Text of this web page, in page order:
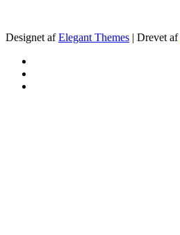
Designet afElegant Themes | Drevet af